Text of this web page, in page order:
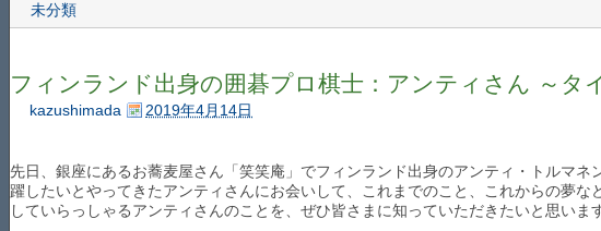
未分類
フィンランド出身の囲碁プロ棋士：アンティさん ～タ
kazushimada 2019年4月14日
先日、銀座にあるお蕎麦屋さん「笑笑庵」でフィンランド出身のアンティ・トルマ
躍したいとやってきたアンティさんにお会いして、これまでのこと、これからの夢
していらっしゃるアンティさんのことを、ぜひ皆さまに知っていただきたいと思います